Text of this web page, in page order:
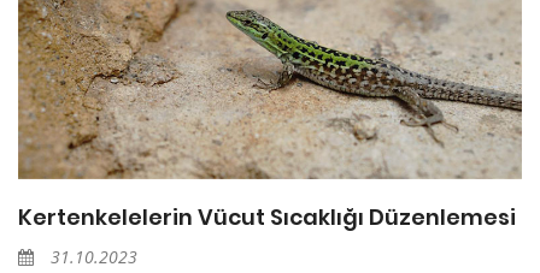
Kertenkelelerin Vücut Sıcaklığı Düzenlemesi
31.10.2023